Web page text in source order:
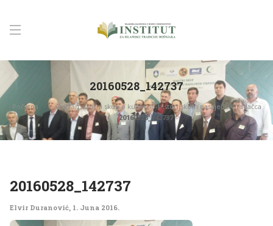
20160528_142737
Početna
Održan naučni skup o kulturno-historijskom naslijeđu Gradačca
20160528_142737
20160528_142737
Elvir Duranović, 1. Juna 2016.